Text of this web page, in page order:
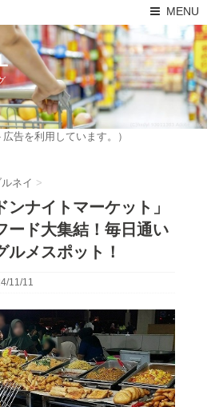
MENU
告を利用しています。）
ネイ >
ンナイトマーケット」
ード大集結！毎日通い
ルメスポット！
11/11